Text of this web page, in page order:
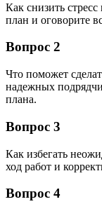
Как снизить
план и оговорите
Вопрос 2
Что поможет
надежных
плана.
Вопрос 3
Как избегать
ход работ и
Вопрос 4